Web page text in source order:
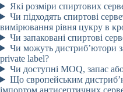
Які розміри спиртових
Чи підходять спиртові
вимірювання рівня цукру в
Чи запаковані спиртові
Чи можуть дистриб’ютори
private label?
Чи доступні MOQ, запас
Що європейським
імпортом антисептичних